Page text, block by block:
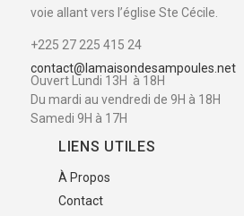
voie allant vers l’église Ste Cécile.
+225 27 225 415 24
contact@lamaisondesampoules.net
Ouvert Lundi 13H à 18H
Du mardi au vendredi de 9H à 18H
Samedi 9H à 17H
LIENS UTILES
À Propos
Contact